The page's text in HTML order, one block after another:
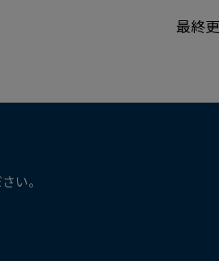
最終
い。